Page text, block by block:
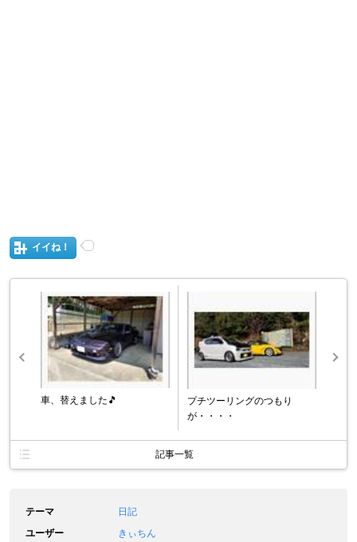
イイね！
車、替えました🎵
プチツーリングのつもり
が・・・・
記事一覧
テーマ
日記
ユーザー
きぃちん